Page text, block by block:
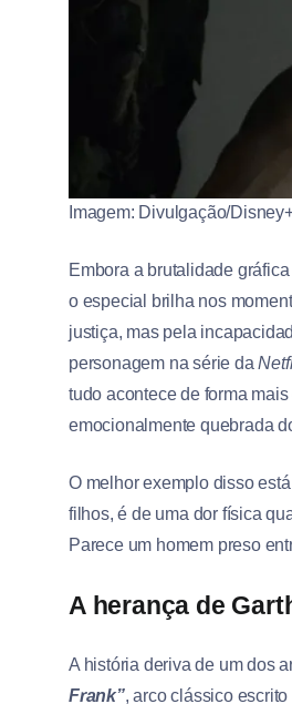
Imagem: Divulgação/
Embora a brutalidade
o especial brilha nos
justiça, mas pela
personagem na série da
tudo acontece de forma
emocionalmente quebrada
O melhor exemplo disso
filhos, é de uma dor física
Parece um homem preso
A herança de
A história deriva de um dos
Frank”, arco clássico